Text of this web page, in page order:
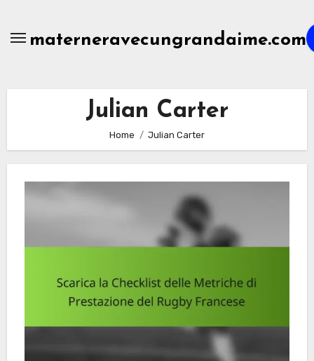
contentmaterneravecungrandaime.com
Julian Carter
Home Julian Carter